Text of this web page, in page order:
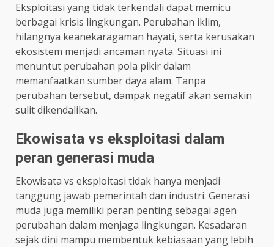
Eksploitasi yang tidak terkendali dapat memicu
berbagai krisis lingkungan. Perubahan iklim,
hilangnya keanekaragaman hayati, serta kerusakan
ekosistem menjadi ancaman nyata. Situasi ini
menuntut perubahan pola pikir dalam
memanfaatkan sumber daya alam. Tanpa
perubahan tersebut, dampak negatif akan semakin
sulit dikendalikan.
Ekowisata vs eksploitasi dalam
peran generasi muda
Ekowisata vs eksploitasi tidak hanya menjadi
tanggung jawab pemerintah dan industri. Generasi
muda juga memiliki peran penting sebagai agen
perubahan dalam menjaga lingkungan. Kesadaran
sejak dini mampu membentuk kebiasaan yang lebih